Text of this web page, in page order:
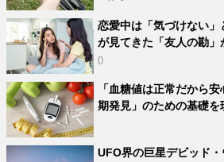
恋愛中は「気づけない
が見てきた「友人の勘
0
「血糖値は正常だから
期発見」のための基礎を
UFO界の巨星デビッド